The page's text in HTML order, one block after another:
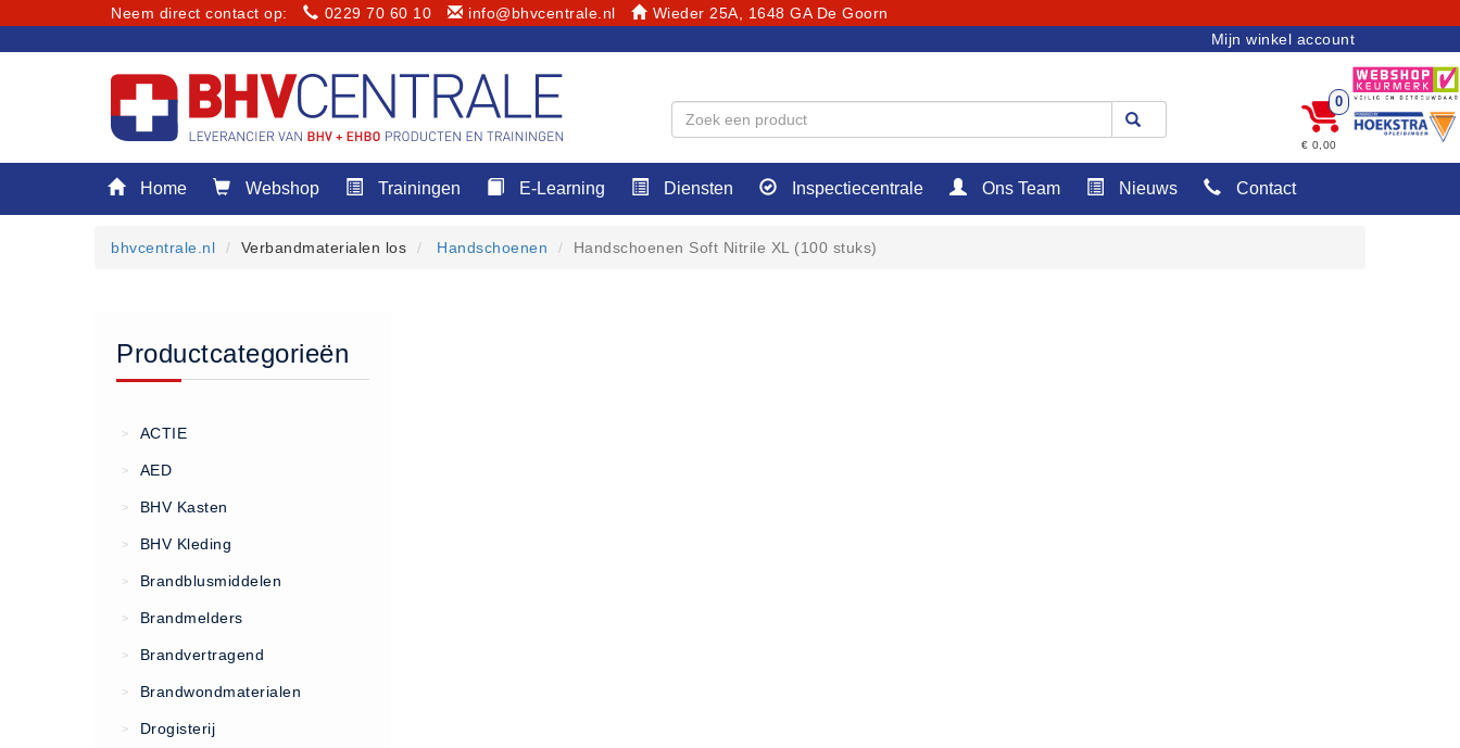
Neem direct contact op: 0229 70 60 10 info@bhvcentrale.nl Wieder 25A, 1648 GA De Goorn
Home
Keuringen
Bedrijfsnoodplannen
Inspectiecentrale
Ons Team
Nieuws
Contact
Mijn winkel account
0
€ 0,00
Home Webshop Trainingen E-Learning Diensten Inspectiecentrale Ons Team Nieuws Contact
bhvcentrale.nl Verbandmaterialen los Handschoenen Handschoenen Soft Nitrile XL (100 stuks)
Productcategorieën
> ACTIE
> AED
> BHV Kasten
> BHV Kleding
> Brandblusmiddelen
> Brandmelders
> Brandvertragend
> Brandwondmaterialen
> Drogisterij